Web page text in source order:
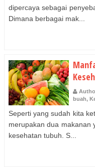
dipercaya sebagai
Dimana berbagai mak...
buah,
Seperti yang sudah kita
merupakan dua makanan
kesehatan tubuh. S...